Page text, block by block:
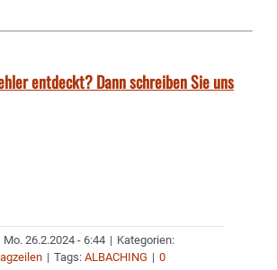
entdeckt? Dann schreiben Sie uns
Mo. 26.2.2024 - 6:44 | Kategorien:
| Tags: ALBACHING | 0